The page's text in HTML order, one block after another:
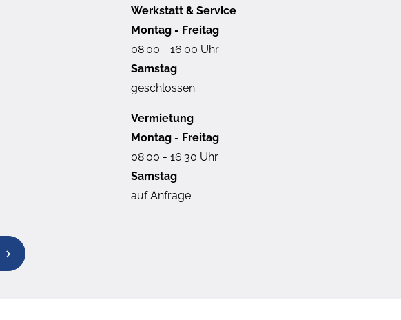
Werkstatt & Service
Montag - Freitag
08:00 - 16:00 Uhr
Samstag
geschlossen
Vermietung
Montag - Freitag
08:00 - 16:30 Uhr
Samstag
auf Anfrage